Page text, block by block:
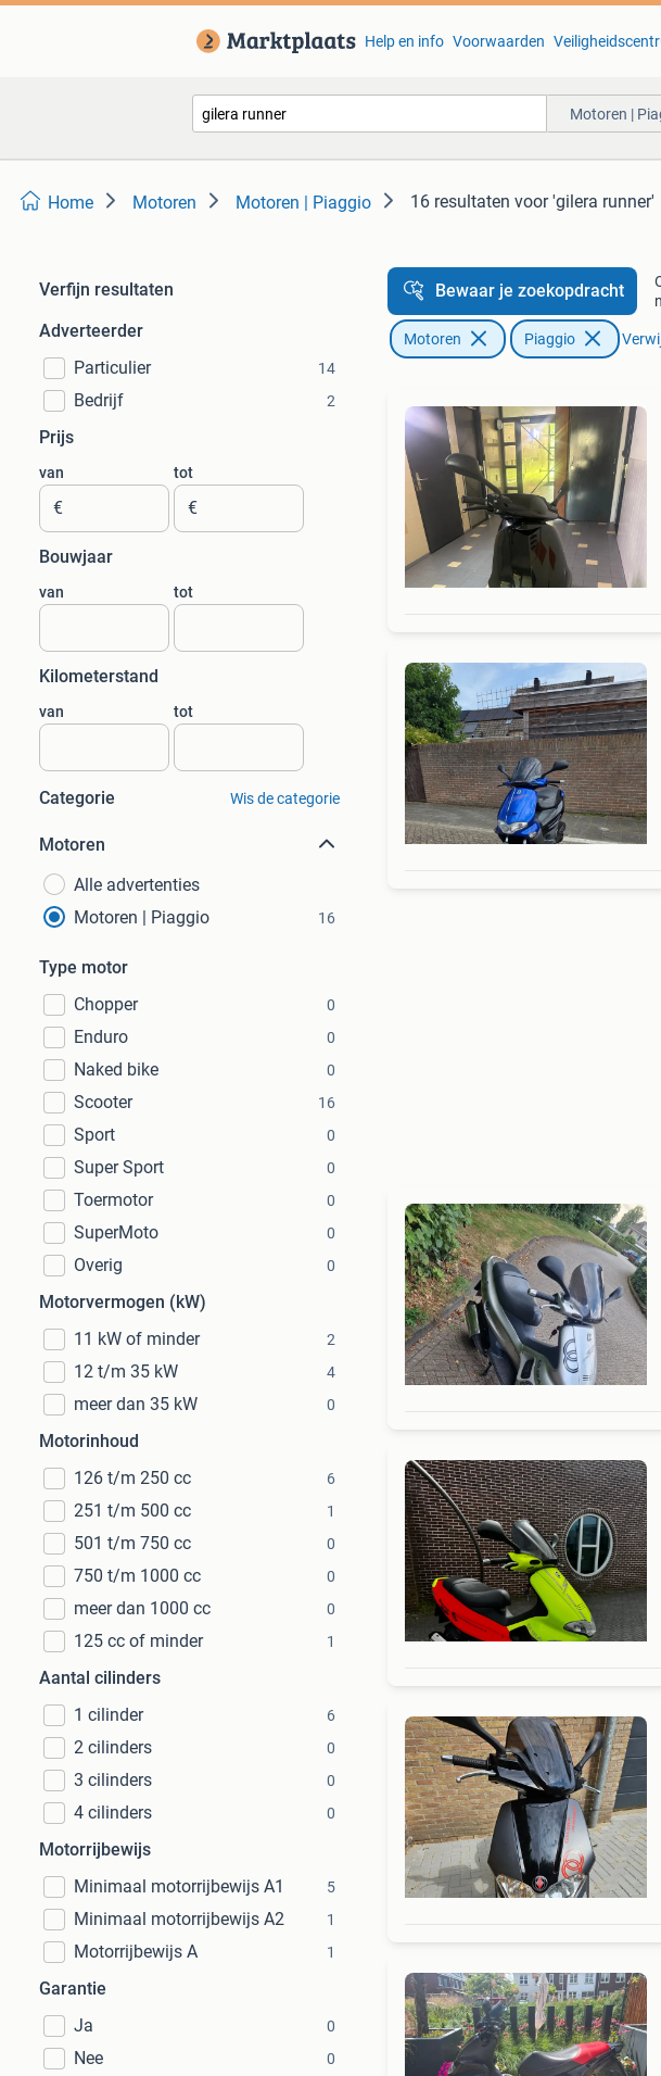
Help en info Voorwaarden
Motoren |
Home Motoren Motoren | Piaggio 16 resultaten voor 'gilera runner'
Verfijn resultaten
Adverteerder
Particulier
14
Bedrijf 2
Prijs
van
€
tot
€
Bouwjaar
van tot
Kilometerstand
van tot
Categorie Wis de categorie
Motoren
Alle advertenties
Motoren | Piaggio
16
Type motor
Chopper
0
Enduro 0
Naked bike 0
Scooter 16
Sport 0
Super Sport 0
Toermotor 0
SuperMoto 0
Overig 0
Motorvermogen (kW)
11 kW of minder
2
12 t/m 35 kW 4
meer dan 35 kW 0
Motorinhoud
126 t/m 250 cc
6
251 t/m 500 cc 1
501 t/m 750 cc 0
750 t/m 1000 cc 0
meer dan 1000 cc 0
125 cc of minder 1
Aantal cilinders
1 cilinder
6
2 cilinders 0
3 cilinders 0
4 cilinders 0
Motorrijbewijs
Minimaal motorrijbewijs A1
5
Minimaal motorrijbewijs A2 1
Motorrijbewijs A 1
Garantie
Ja
0
Nee 0
Bewaar je zoekopdracht
Motoren Piaggio